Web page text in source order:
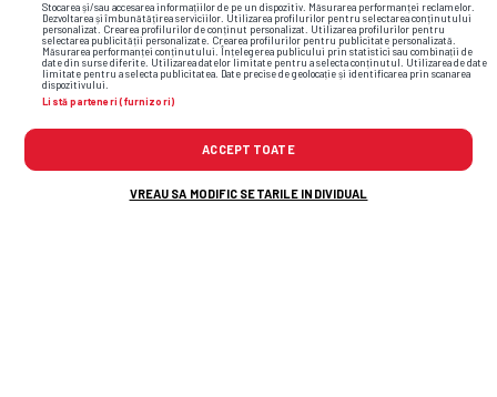
Stocarea și/sau accesarea informațiilor de pe un dispozitiv. Măsurarea performanței reclamelor.
Dezvoltarea și îmbunătățirea serviciilor. Utilizarea profilurilor pentru selectarea conținutului
personalizat. Crearea profilurilor de conținut personalizat. Utilizarea profilurilor pentru
selectarea publicității personalizate. Crearea profilurilor pentru publicitate personalizată.
Măsurarea performanței conținutului. Înțelegerea publicului prin statistici sau combinații de
date din surse diferite. Utilizarea datelor limitate pentru a selecta conținutul. Utilizarea de date
limitate pentru a selecta publicitatea. Date precise de geolocație și identificarea prin scanarea
dispozitivului.
Listă parteneri (furnizori)
ACCEPT TOATE
VREAU SA MODIFIC SETARILE INDIVIDUAL